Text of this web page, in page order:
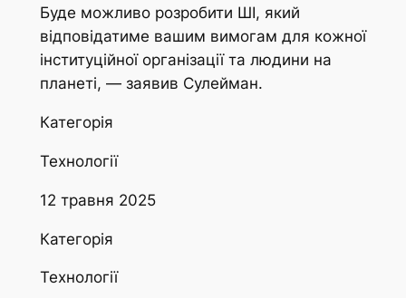
Буде можливо розробити ШІ, який
відповідатиме вашим вимогам для кожної
інституційної організації та людини на
планеті, — заявив Сулейман.
Категорія
Технології
12 травня 2025
Категорія
Технології